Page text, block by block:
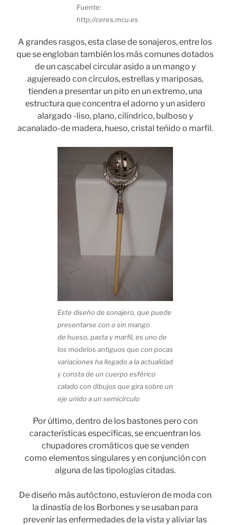
Fuente:
http://ceres.mcu.es
A grandes rasgos, esta clase de sonajeros, entre los
que se engloban también los más comunes dotados
de un cascabel circular asido a un mango y
agujereado con círculos, estrellas y mariposas,
tienden a presentar un pito en un extremo, una
estructura que concentra el adorno y un asidero
alargado -liso, plano, cilíndrico, bulboso y
acanalado-de madera, hueso, cristal teñido o marfil.
Este diseño de sonajero, que puede
presentarse con o sin mango
de hueso, pasta y marfil, es uno de
los modelos antiguos que con pocas
variaciones ha llegado a la actualidad
y consta de un cuerpo esférico
calado con dibujos que gira sobre un
eje unido a un semicírculo
Por último, dentro de los bastones pero con
características específicas, se encuentran los
chupadores cromáticos que se venden
como elementos singulares y en conjunción con
alguna de las tipologías citadas.
De diseño más autóctono, estuvieron de moda con
la dinastía de los Borbones y se usaban para
prevenir las enfermedades de la vista y aliviar las